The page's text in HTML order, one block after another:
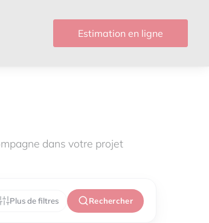
Estimation en ligne
dans votre projet
Plus de filtres Rechercher